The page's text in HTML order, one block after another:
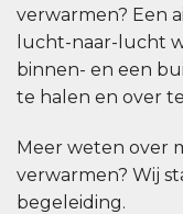
verwarmen? Een
lucht-naar-lucht
binnen- en een
te halen en over
Meer weten over
verwarmen? Wij
begeleiding.